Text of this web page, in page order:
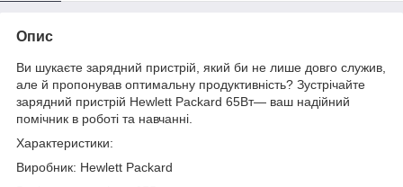
Опис
Ви шукаєте зарядний пристрій, який би не лише довго служив,
але й пропонував оптимальну продуктивність? Зустрічайте
зарядний пристрій Hewlett Packard 65Вт— ваш надійний
помічник в роботі та навчанні.
Характеристики:
Виробник: Hewlett Packard